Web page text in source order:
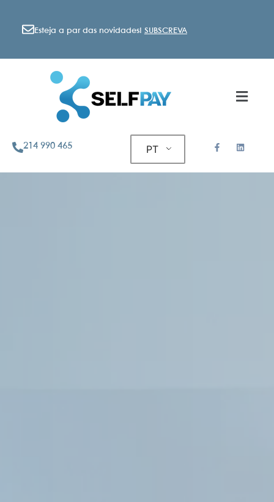
Esteja a par das novidades! SUBSCREVA
214 990 465 PT